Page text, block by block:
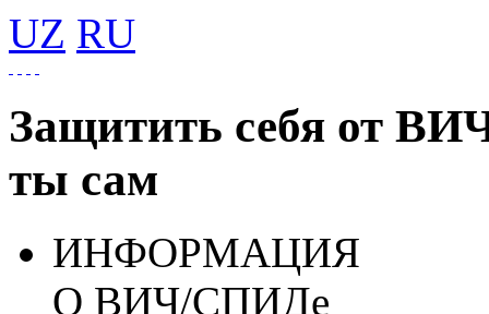
UZ RU
Защитить себя от
ты сам
ИНФОРМАЦИЯ
О ВИЧ/СПИДе